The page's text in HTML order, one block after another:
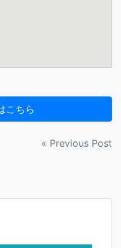
« Previous Post